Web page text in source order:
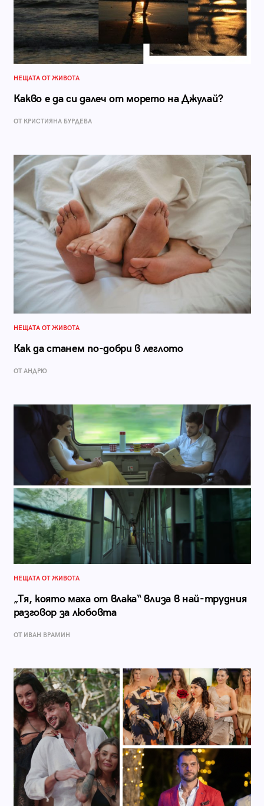
НЕЩАТА ОТ ЖИВОТА
Какво е да си далеч от морето на Джулай?
ОТ КРИСТИЯНА БУРДЕВА
НЕЩАТА ОТ ЖИВОТА
Как да станем по-добри в леглото
ОТ АНДРЮ
НЕЩАТА ОТ ЖИВОТА
„Тя, която маха от влака“ влиза в най-трудния
разговор за любовта
ОТ ИВАН ВРАМИН